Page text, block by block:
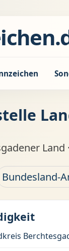
Land
Bundesland-